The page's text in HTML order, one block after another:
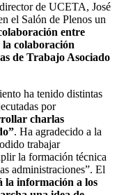
de UCETA, José
el Salón de Plenos un
entre
colaboración
de Trabajo Asociado
ha tenido distintas
por
charlas
. Ha agradecido a la
trabajar
la formación técnica
administraciones”. El
la información a los